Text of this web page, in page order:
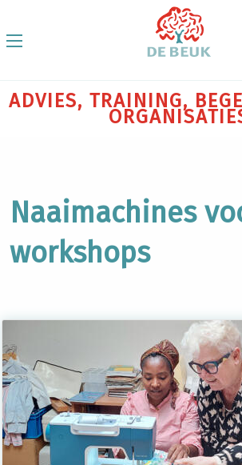
ADVIES, TRAINING,
Naaimachines
workshops